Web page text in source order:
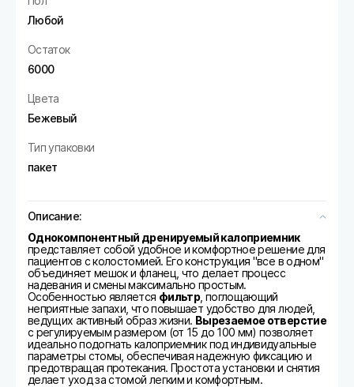
Любой
Остаток
6000
Цвета
Бежевый
Тип упаковки
пакет
Описание:
Однокомпонентный дренируемый калоприемник
представляет собой удобное и комфортное решение для
пациентов с колостомией. Его конструкция "все в одном"
объединяет мешок и фланец, что делает процесс
надевания и смены максимально простым.
Особенностью является фильтр , поглощающий
неприятные запахи, что повышает удобство для людей,
ведущих активный образ жизни. Вырезаемое отверстие
с регулируемым размером (от 15 до 100 мм) позволяет
идеально подогнать калоприемник под индивидуальные
параметры стомы, обеспечивая надежную фиксацию и
предотвращая протекания. Простота установки и снятия
делает уход за стомой легким и комфортным.